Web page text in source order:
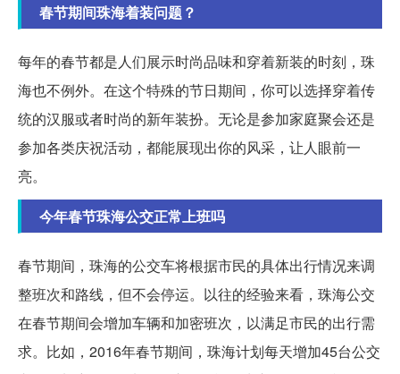
春节期间珠海着装问题？
每年的春节都是人们展示时尚品味和穿着新装的时刻，珠
海也不例外。在这个特殊的节日期间，你可以选择穿着传
统的汉服或者时尚的新年装扮。无论是参加家庭聚会还是
参加各类庆祝活动，都能展现出你的风采，让人眼前一
亮。
今年春节珠海公交正常上班吗
春节期间，珠海的公交车将根据市民的具体出行情况来调
整班次和路线，但不会停运。以往的经验来看，珠海公交
在春节期间会增加车辆和加密班次，以满足市民的出行需
求。比如，2016年春节期间，珠海计划每天增加45台公交